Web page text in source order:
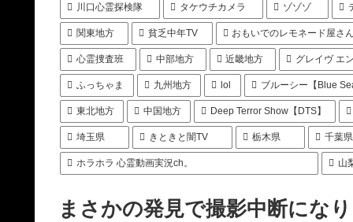
川口心霊探検隊 タケウチカメラ ゾゾゾ
関東地方 貧乏中年TV おもいでのレモネード屋さ
心霊捜査班 中部地方 近畿地方 グレイヴ エ
ふっちゃま 九州地方 lol ブルーシー【Blue
東北地方 中国地方 Deep Terror Show【DTS】
埼玉県 きときと闇TV 栃木県 千葉県
ホラホラ 心霊動画実況ch。 山
まさかの発見で撮影中断にな